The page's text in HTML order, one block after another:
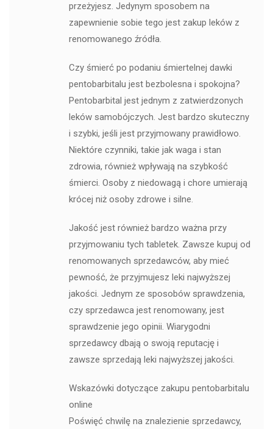
przeżyjesz. Jedynym sposobem na
zapewnienie sobie tego jest zakup leków z
renomowanego źródła.
Czy śmierć po podaniu śmiertelnej dawki
pentobarbitalu jest bezbolesna i spokojna?
Pentobarbital jest jednym z zatwierdzonych
leków samobójczych. Jest bardzo skuteczny
i szybki, jeśli jest przyjmowany prawidłowo.
Niektóre czynniki, takie jak waga i stan
zdrowia, również wpływają na szybkość
śmierci. Osoby z niedowagą i chore umierają
krócej niż osoby zdrowe i silne.
Jakość jest również bardzo ważna przy
przyjmowaniu tych tabletek. Zawsze kupuj od
renomowanych sprzedawców, aby mieć
pewność, że przyjmujesz leki najwyższej
jakości. Jednym ze sposobów sprawdzenia,
czy sprzedawca jest renomowany, jest
sprawdzenie jego opinii. Wiarygodni
sprzedawcy dbają o swoją reputację i
zawsze sprzedają leki najwyższej jakości.
Wskazówki dotyczące zakupu pentobarbitalu
online
Poświęć chwilę na znalezienie sprzedawcy,